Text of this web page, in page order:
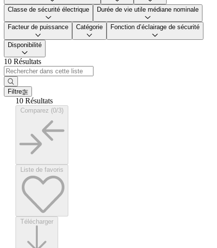
Classe de sécurité électrique Durée de vie utile médiane nominale
Facteur de puissance Catégorie Fonction d’éclairage de sécurité
Disponibilité
10 Résultats
Filtre
10 Résultats